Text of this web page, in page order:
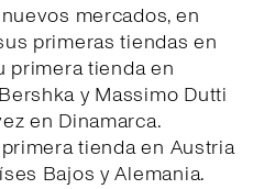
mercados, en
primeras tiendas en
primera tienda en
y Massimo Dutti
en Dinamarca.
tienda en Austria
Bajos y Alemania.